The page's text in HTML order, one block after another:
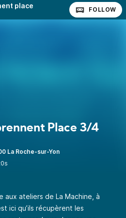
place FOLLOW
Place 3/4
La Roche-sur-Yon
aux ateliers de La Machine, à
ici qu’ils récupèrent les